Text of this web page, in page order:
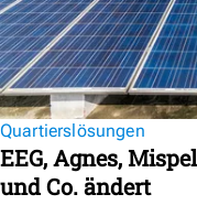
Quartierslösungen
EEG, Agnes,
und Co. ändert